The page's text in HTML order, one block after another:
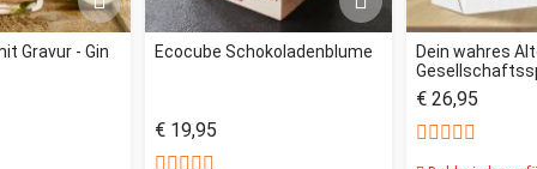
Gravur - Gin Ecocube Schokoladenblume
€ 19,95
Dein wahres
€ 26,95